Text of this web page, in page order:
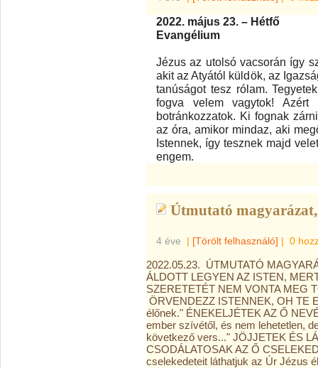
2022. május 23. – Hétfő
Evangélium
Jézus az utolsó vacsorán így
akit az Atyától küldök, az
tanúságot tesz rólam.
fogva velem vagytok!
botránkozzatok. Ki fognak
az óra, amikor mindaz, aki
Istennek, így tesznek majd
engem.
Útmutató
4 éve | [Törölt felhasználó] | 0
2022.05.23. ÚTMUTATÓ
ÁLDOTT LEGYEN AZ ISTEN,
SZERETETÉT NEM VONTA MEG
ÖRVENDEZZ ISTENNEK, OH TE
élőnek." ÉNEKELJÉTEK AZ Ő
ember szívétől, és nem lehetetlen,
következő vers..." JÖJJETEK ÉS
CSODÁLATOSAK AZ Ő
cselekedeteit láthatjuk az Úr Jézus